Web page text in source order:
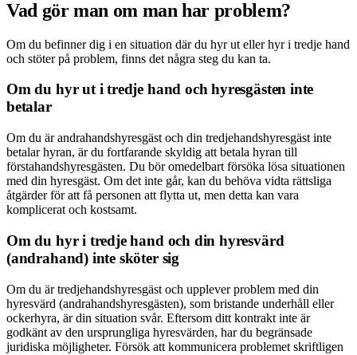
Vad gör man om man har problem?
Om du befinner dig i en situation där du hyr ut eller hyr i tredje hand
och stöter på problem, finns det några steg du kan ta.
Om du hyr ut i tredje hand och hyresgästen inte
betalar
Om du är andrahandshyresgäst och din tredjehandshyresgäst inte
betalar hyran, är du fortfarande skyldig att betala hyran till
förstahands­hyresgästen. Du bör omedelbart försöka lösa situationen
med din hyresgäst. Om det inte går, kan du behöva vidta rättsliga
åtgärder för att få personen att flytta ut, men detta kan vara
komplicerat och kostsamt.
Om du hyr i tredje hand och din hyresvärd
(andrahand) inte sköter sig
Om du är tredjehandshyresgäst och upplever problem med din
hyresvärd (andrahandshyresgästen), som bristande underhåll eller
ockerhyra, är din situation svår. Eftersom ditt kontrakt inte är
godkänt av den ursprungliga hyresvärden, har du begränsade
juridiska möjligheter. Försök att kommunicera problemet skriftligen